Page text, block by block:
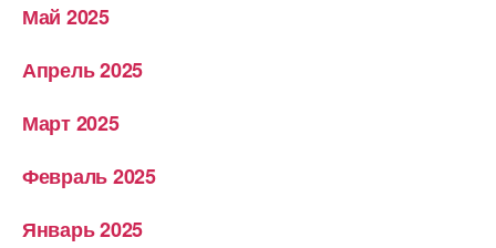
Май 2025
Апрель 2025
Март 2025
Февраль 2025
Январь 2025